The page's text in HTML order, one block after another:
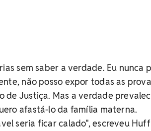
sem saber a verdade. Eu nunca
não posso expor todas as
de Justiça. Mas a verdade
afastá-lo da família materna.
seria ficar calado", escreveu